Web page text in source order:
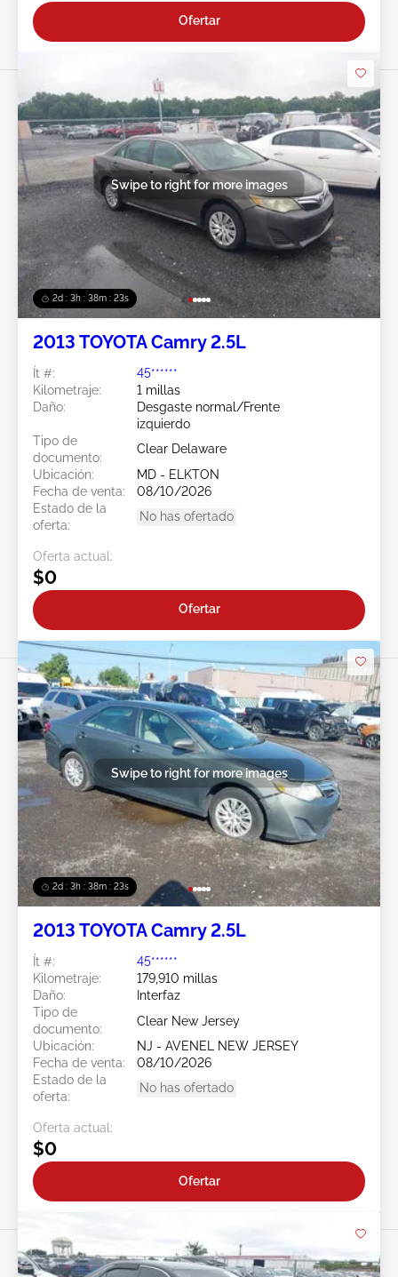
Ofertar
2d : 3h : 38m : 20s
Swipe to right for more images
2013 TOYOTA Camry 2.5L
Ít #:
45******
Kilometraje:
1 millas
Daño:
Desgaste normal/Frente
izquierdo
Tipo de
documento:
Clear Delaware
Ubicación:
MD - ELKTON
Fecha de venta:
08/10/2026
Estado de la
oferta:
No has ofertado
Oferta actual:
$0
Ofertar
2d : 3h : 38m : 20s
Swipe to right for more images
2013 TOYOTA Camry 2.5L
Ít #:
45******
Kilometraje:
179,910 millas
Daño:
Interfaz
Tipo de
documento:
Clear New Jersey
Ubicación:
NJ - AVENEL NEW JERSEY
Fecha de venta:
08/10/2026
Estado de la
oferta:
No has ofertado
Oferta actual:
$0
Ofertar